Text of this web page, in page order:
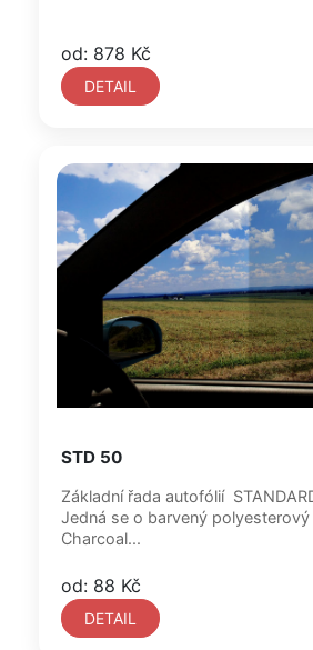
od: 878 Kč
DETAIL
STD 50
Základní řada autofólií
Jedná se o barvený
Charcoal...
od: 88 Kč
DETAIL